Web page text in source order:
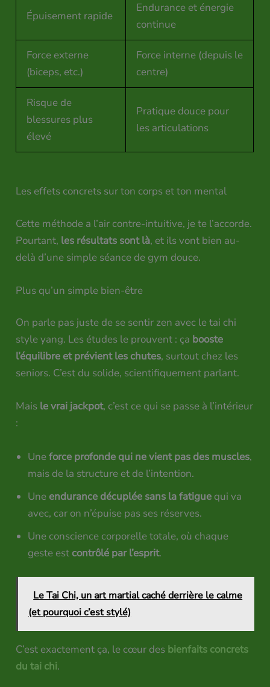
Épuisement rapide
Endurance et énergie
continue
Force externe
(biceps, etc.)
Force interne (depuis le
centre)
Risque de
blessures plus
élevé
Pratique douce pour
les articulations
Les effets concrets sur ton corps et ton mental
Cette méthode a l’air contre-intuitive, je te l’accorde.
Pourtant, les résultats sont là, et ils vont bien au-
delà d’une simple séance de gym douce.
Plus qu’un simple bien-être
On parle pas juste de se sentir zen avec le tai chi
style yang. Les études le prouvent : ça booste
l’équilibre et prévient les chutes, surtout chez les
seniors. C’est du solide, scientifiquement parlant.
Mais le vrai jackpot, c’est ce qui se passe à l’intérieur
:
Uneforce profonde qui ne vient pas des muscles,
mais de la structure et de l’intention.
Une endurance décuplée sans la fatigue qui va
avec, car on n’épuise pas ses réserves.
Une conscience corporelle totale, où chaque
geste est contrôlé par l’esprit.
Le Tai Chi, un art martial caché derrière le calme
(et pourquoi c’est stylé)
C’est exactement ça, le cœur des bienfaits concrets
du tai chi.